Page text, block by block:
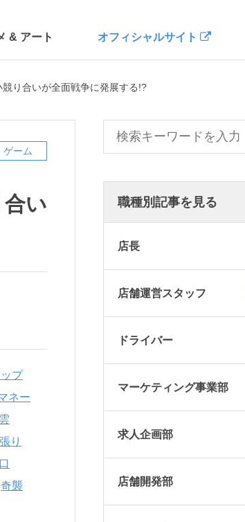
& アート オフィシャルサイト
り合いが全面戦争に発展する!?
ゲーム
い
プ
ネー
り
奇襲
職種別記事を見る
店長
店舗運営スタッフ
ドライバー
マーケティング事業部
求人企画部
店舗開発部